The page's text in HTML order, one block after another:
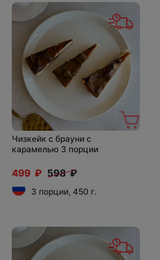
Чизкейк с брауни с
карамелью 3 порции
499 ₽ 598 ₽
3 порции, 450 г.